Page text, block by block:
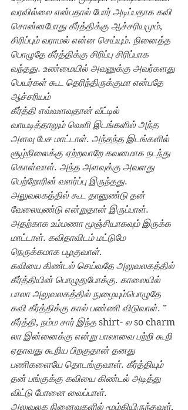
வரவில்லை என்பதால் போர் அடிப்பதாக கவி
சொன்னபோது கீர்த்திக்கு ஆச்சரியமும்,
சிரிப்பும் வராமல் என்ன செய்யும். நினைத்த
பொழுதே கீர்த்திக்கு சிரிப்பு சிரிப்பாக
வந்தது. உண்மையில் அவனுக்கு அவர்களது
பெயர்கள் கூட தெரிந்திருக்குமா என்பதே
ஆச்சரியம்
கீர்த்தி எவ்வளவுதான் வீட்டில்
வாயடித்தாலும் வெளி இடங்களில் அந்த
அளவு பேச மாட்டாள். அந்தந்த இடங்களில்
சூழ்நிலைக்கு ஏற்றவாறே கவனமாக நடந்து
கொள்வாள். அந்த அளவுக்கு அவளது
பெற்றோரின் வளர்ப்பு இருந்தது.
அலுவலகத்தில் கூட தானுண்டு தன்
வேலையுண்டு என்றுதான் இருப்பாள்.
அதற்காக உம்மணா மூஞ்சியாகவும் இருக்க
மாட்டாள். கவிதாவிடம் மட்டுமே
நெருக்கமாக பழகுவாள்.
கவியை கிண்டல் செய்வதே அலுவலகத்தில்
கீர்த்தியின் பொழுதுபோக்கு. காலையில்
பாலா அலுவலகத்தில் நுழையும்பொழுதே
கவி கீர்த்திக்கு கால் பண்ணி விடுவாள். ”
கீர்த்தி, நம்ம சார் இந்த shirt- ல so charm
லா இன்னைக்கு என்று பாலாவை பற்றி கூறி
ஏதாவது கூறிய பிறகுதான் தனது
பணிகளையே தொடங்குவாள். கீர்த்தியும்
தன் பங்குக்கு கவியை கிண்டல் அடித்து
விட்டு போனை வைப்பாள்.
அலுவலக நினைவுகளில் மூழ்கியிருந்தவள்,